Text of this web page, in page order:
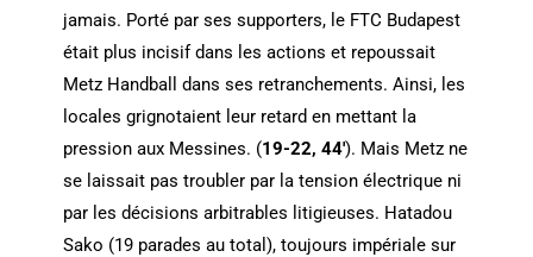
jamais. Porté par ses supporters, le FTC Budapest
était plus incisif dans les actions et repoussait
Metz Handball dans ses retranchements. Ainsi, les
locales grignotaient leur retard en mettant la
pression aux Messines. (19-22, 44′). Mais Metz ne
se laissait pas troubler par la tension électrique ni
par les décisions arbitrables litigieuses. Hatadou
Sako (19 parades au total), toujours impériale sur